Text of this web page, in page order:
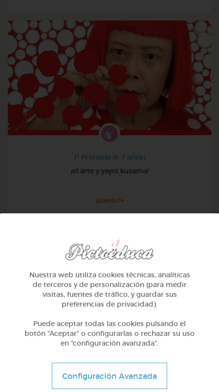
1º Primaria (6-7 años)
¡el arte y yayoi kusama!
@avilla74
1º Primaria (6-7 años)
Geometría y fotografía
Nuestra web utiliza cookies técnicas, analíticas
de terceros y de personalización (para medir
visitas, fuentes de tráfico, y guardar sus
preferencias de privacidad).
Puede aceptar todas las cookies pulsando el
botón “Aceptar” o configurarlas o rechazar su uso
en “configuración avanzada”.
Configuración Avanzada